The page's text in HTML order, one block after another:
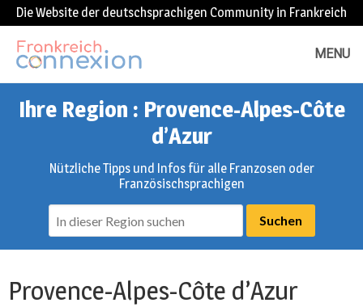
Die Website der deutschsprachigen Community in Frankreich
MENU
Ihre Region : Provence-Alpes-Côte
d’Azur
Nützliche Tipps und Infos für alle Franzosen oder
Französischsprachigen
Provence-Alpes-Côte d’Azur